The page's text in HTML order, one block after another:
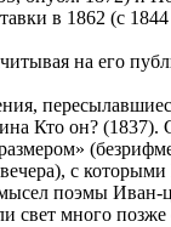
в 1862 (с
на его
Кто он? (1837).
с
поэмы
свет много